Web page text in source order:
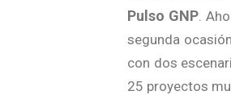
Pulso GNP .
segunda
con dos
25 proyectos